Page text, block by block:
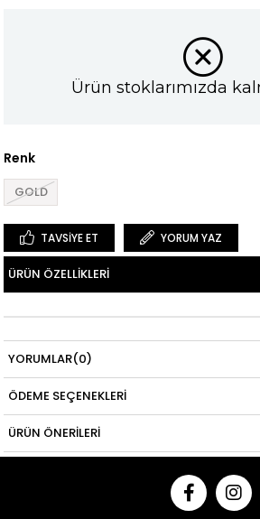
Ürün stoklarımızda
Renk
GOLD
TAVSIYE ET YORUM YAZ
ÜRÜN ÖZELLIKLERI
YORUMLAR(0)
ÖDEME SEÇENEKLERI
ÜRÜN ÖNERILERI